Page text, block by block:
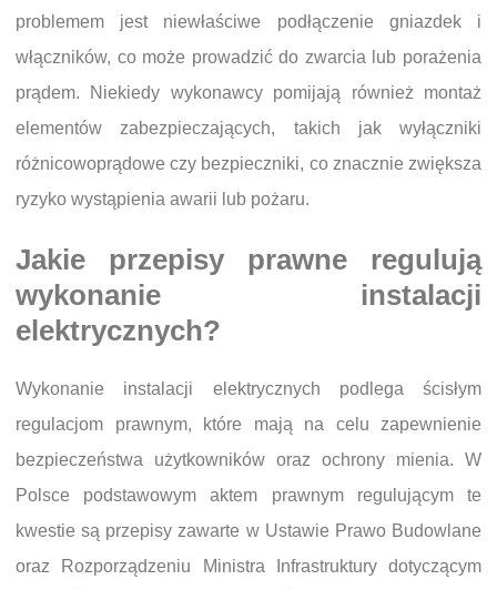
problemem jest niewłaściwe podłączenie gniazdek i
włączników, co może prowadzić do zwarcia lub porażenia
prądem. Niekiedy wykonawcy pomijają również montaż
elementów zabezpieczających, takich jak wyłączniki
różnicowoprądowe czy bezpieczniki, co znacznie zwiększa
ryzyko wystąpienia awarii lub pożaru.
Jakie przepisy prawne regulują
wykonanie instalacji
elektrycznych?
Wykonanie instalacji elektrycznych podlega ścisłym
regulacjom prawnym, które mają na celu zapewnienie
bezpieczeństwa użytkowników oraz ochrony mienia. W
Polsce podstawowym aktem prawnym regulującym te
kwestie są przepisy zawarte w Ustawie Prawo Budowlane
oraz Rozporządzeniu Ministra Infrastruktury dotyczącym